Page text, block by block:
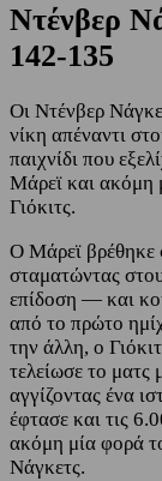
Nτένβερ
142-135
Οι Ντένβερ
νίκη απέναντι
παιχνίδι που
Μάρεϊ και ακόμη
Γιόκιτς.
Ο Μάρεϊ βρέθηκε
σταματώντας
επίδοση — και
από το πρώτο
την άλλη, ο
τελείωσε το ματς
αγγίζοντας ένα
έφτασε και τις
ακόμη μία φορά
Νάγκετς.